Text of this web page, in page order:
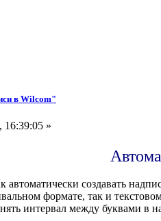
в Wilcom"
16:39:05 »
автоматически создавать
формате, так и
интервал между буквами в